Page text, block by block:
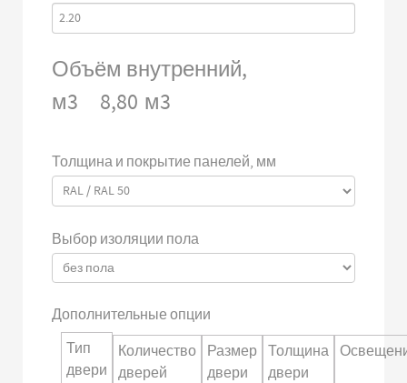
Объём внутренний,
м3
8,80 м3
Толщина и покрытие панелей, мм
Выбор изоляции пола
Дополнительные опции
Тип
двери
Количество
дверей
Размер
двери
Толщина
двери